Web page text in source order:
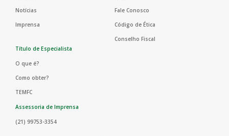
Notícias
Imprensa
Fale Conosco
Código de Ética
Conselho Fiscal
Título de Especialista
O que é?
Como obter?
TEMFC
Assessoria de Imprensa
(21) 99753-3354